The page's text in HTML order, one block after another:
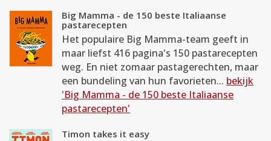
Big Mamma - de 150 beste Italiaanse
pastarecepten
Het populaire Big Mamma-team geeft in
maar liefst 416 pagina's 150 pastarecepten
weg. En niet zomaar pastagerechten, maar
een bundeling van hun favorieten... bekijk
'Big Mamma - de 150 beste Italiaanse
pastarecepten'
Timon takes it easy